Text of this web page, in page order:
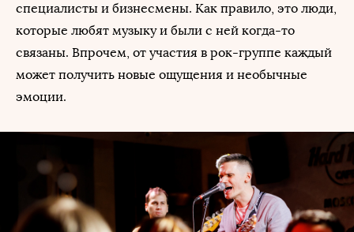
специалисты и бизнесмены. Как правило, это люди,
которые любят музыку и были с ней когда-то
связаны. Впрочем, от участия в рок-группе каждый
может получить новые ощущения и необычные
эмоции.